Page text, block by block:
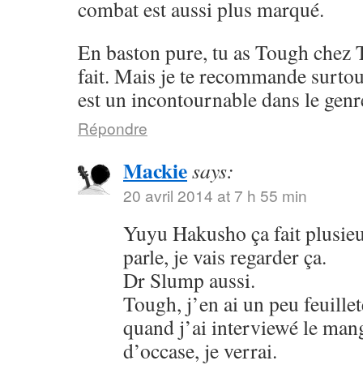
combat est aussi plus marqué.
En baston pure, tu as Tough chez
fait. Mais je te recommande
est un incontournable dans le
Répondre
Mackiesays:
20 avril 2014 at 7 h 55 min
Yuyu Hakusho ça fait
parle, je vais regarder ça.
Dr Slump aussi.
Tough, j’en ai un peu
quand j’ai interviewé le
d’occase, je verrai.